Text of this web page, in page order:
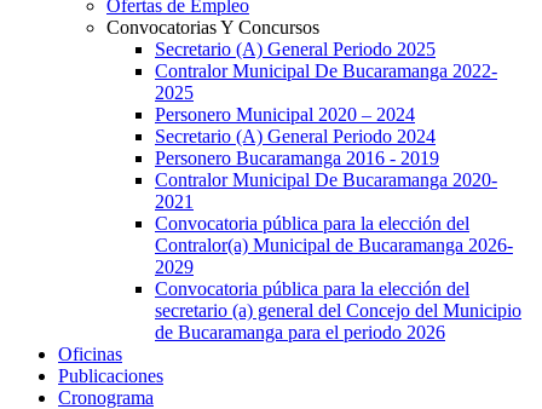
Ofertas de Empleo
Convocatorias Y Concursos
Secretario (A) General Periodo 2025
Contralor Municipal De Bucaramanga 2022-
2025
Personero Municipal 2020 – 2024
Secretario (A) General Periodo 2024
Personero Bucaramanga 2016 - 2019
Contralor Municipal De Bucaramanga 2020-
2021
Convocatoria pública para la elección del
Contralor(a) Municipal de Bucaramanga 2026-
2029
Convocatoria pública para la elección del
secretario (a) general del Concejo del Municipio
de Bucaramanga para el periodo 2026
Oficinas
Publicaciones
Cronograma